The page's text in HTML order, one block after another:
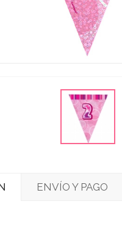
ENVÍO Y PAGO